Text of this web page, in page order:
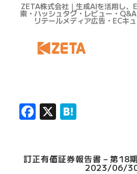
ZETA株式会社｜生成AIを活用し、
索・ハッシュタグ・レビュー・
リテールメディア広告・ECキ
Facebook
X Hatena
訂正有価証券報告書－第
2023/06/